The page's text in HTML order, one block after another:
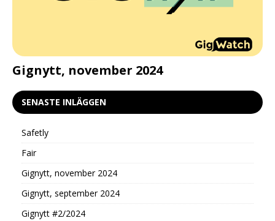
Gignytt, november 2024
SENASTE INLÄGGEN
Safetly
Fair
Gignytt, november 2024
Gignytt, september 2024
Gignytt #2/2024